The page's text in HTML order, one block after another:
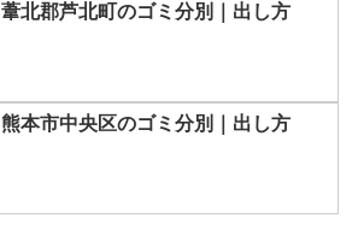
葦北郡芦北町のゴミ分別｜出し方
熊本市中央区のゴミ分別｜出し方